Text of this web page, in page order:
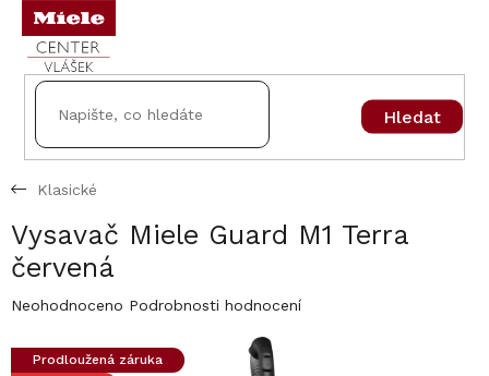
Přejít
obsah
Hledat
Klasické
Vysavač Miele Guard M1 Terra
červená
Průměrné
produktu
Neohodnoceno Podrobnosti hodnocení
Prodloužená záruka